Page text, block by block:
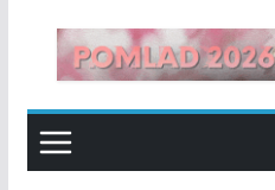
content